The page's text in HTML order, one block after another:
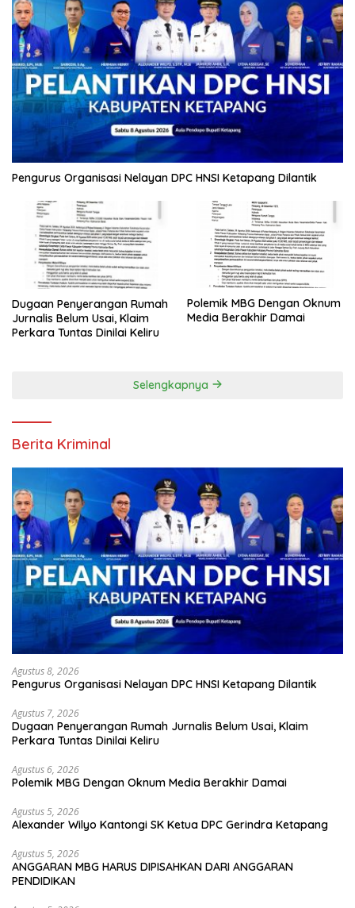
Pengurus Organisasi Nelayan DPC HNSI Ketapang Dilantik
Dugaan Penyerangan Rumah
Jurnalis Belum Usai, Klaim
Perkara Tuntas Dinilai Keliru
Polemik MBG Dengan Oknum
Media Berakhir Damai
Selengkapnya
Berita Kriminal
Agustus 8, 2026
Pengurus Organisasi Nelayan DPC HNSI Ketapang Dilantik
Agustus 7, 2026
Dugaan Penyerangan Rumah Jurnalis Belum Usai, Klaim
Perkara Tuntas Dinilai Keliru
Agustus 6, 2026
Polemik MBG Dengan Oknum Media Berakhir Damai
Agustus 5, 2026
Alexander Wilyo Kantongi SK Ketua DPC Gerindra Ketapang
Agustus 5, 2026
ANGGARAN MBG HARUS DIPISAHKAN DARI ANGGARAN
PENDIDIKAN